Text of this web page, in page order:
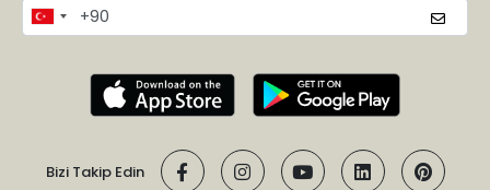
Bizi Takip Edin